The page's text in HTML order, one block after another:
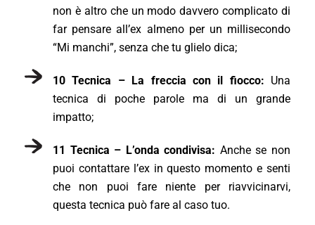
non è altro che un modo davvero complicato di
far pensare all’ex almeno per un millisecondo
“Mi manchi”, senza che tu glielo dica;
10 Tecnica – La freccia con il fiocco: Una
tecnica di poche parole ma di un grande
impatto;
11 Tecnica – L’onda condivisa: Anche se non
puoi contattare l’ex in questo momento e senti
che non puoi fare niente per riavvicinarvi,
questa tecnica può fare al caso tuo.